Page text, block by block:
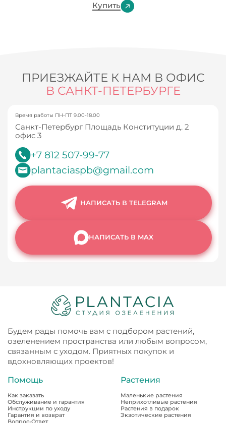
Купить
ПРИЕЗЖАЙТЕ К НАМ В ОФИС
В САНКТ-ПЕТЕРБУРГЕ
Время работы ПН-ПТ 9.00-18.00
Санкт-Петербург Площадь Конституции д. 2
офис 3
+7 812 507-99-77
plantaciaspb@gmail.com
НАПИСАТЬ В TELEGRAM
НАПИСАТЬ В MAX
Будем рады помочь вам с подбором растений,
озеленением пространства или любым вопросом,
связанным с уходом. Приятных покупок и
вдохновляющих проектов!
Помощь
Как заказать
Обслуживание и гарантия
Инструкции по уходу
Гарантия и возврат
Растения
Маленькие растения
Неприхотливые растения
Растения в подарок
Экзотические растения